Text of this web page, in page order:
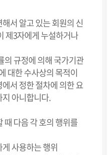
서 알고 있는 회원의 신
제3자에게 누설하거나
의 규정에 의해 국가기관
대한 수사상의 목적이
서 정한 절차에 의한 요
아니합니다.
다음 각 호의 행위를
사용하는 행위